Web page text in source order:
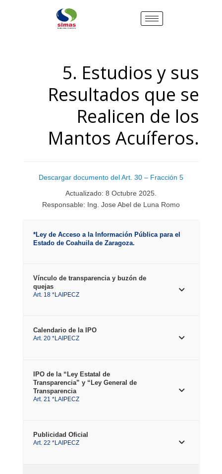
5. Estudios y sus
Resultados que se
Realicen de los
Mantos Acuíferos.
Descargar documento del Art. 30 – Fracción 5
Actualizado: 8 Octubre 2025.
Responsable: Ing. Jose Abel de Luna Romo
*Ley de Acceso a la Información Pública para el
Estado de Coahuila de Zaragoza.
Vínculo de transparencia y buzón de
quejas
Art. 18 *LAIPECZ
Calendario de la IPO
Art. 20 *LAIPECZ
IPO de la “Ley Estatal de
Transparencia” y “Ley General de
Transparencia
Art. 21 *LAIPECZ
Publicidad Oficial
Art. 22 *LAIPECZ